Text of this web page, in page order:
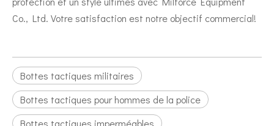
Co., Ltd. Votre satisfaction est notre objectif commercial!
Bottes tactiques militaires
Bottes tactiques pour hommes de la police
Bottes tactiques imperméables